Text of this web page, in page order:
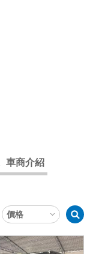
車商介紹